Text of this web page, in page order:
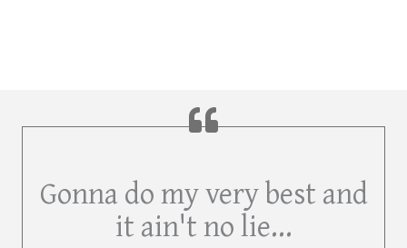
Gonna do my very best and
it ain't no lie...